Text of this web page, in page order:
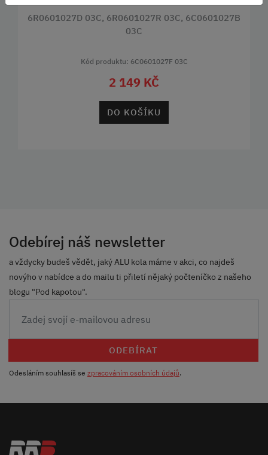
6R0601027D 03C, 6R0601027R 03C, 6C0601027B
03C
Kód produktu: 6C0601027F 03C
2 149 KČ
DO KOŠÍKU
Odebírej náš newsletter
a vždycky budeš vědět, jaký ALU kola máme v akci, co najdeš
novýho v nabídce a do mailu ti přiletí nějaký počteníčko z našeho
blogu "Pod kapotou".
ODEBÍRAT
Odesláním souhlasíš se zpracováním osobních údajů.